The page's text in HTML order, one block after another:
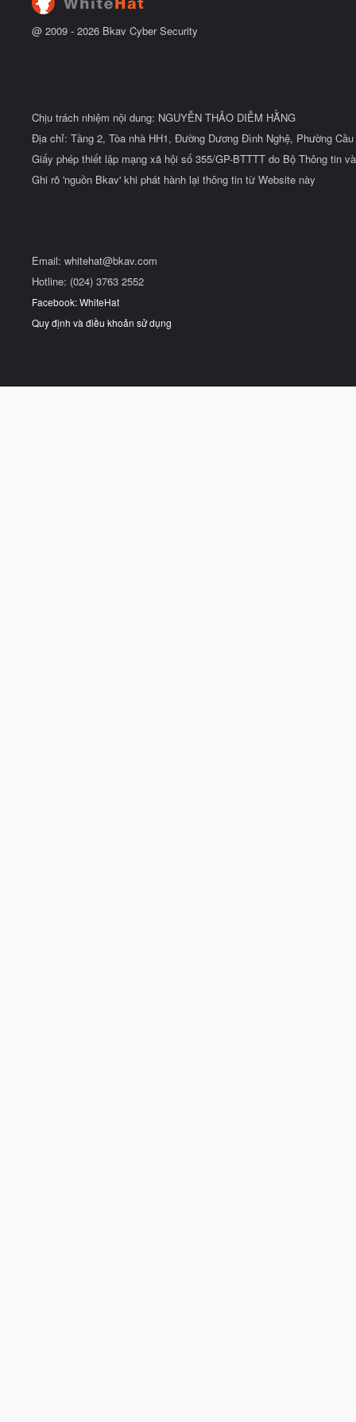
@ 2009 - 2026 Bkav Cyber Security
Chịu trách nhiệm nội dung: NGUYỄN THẢO DIỄM HẰNG
Địa chỉ: Tầng 2, Tòa nhà HH1, Đường Dương Đình Nghệ, Phường
Giấy phép thiết lập mạng xã hội số 355/GP-BTTTT do Bộ Thông tin
Ghi rõ 'nguồn Bkav' khi phát hành lại thông tin từ Website này
Email: whitehat@bkav.com
Hotline: (024) 3763 2552
Facebook: WhiteHat
Quy định và điều khoản sử dụng